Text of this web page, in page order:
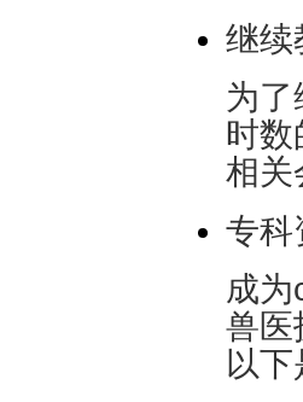
继续
为
时
相关
专科
成
兽医
以